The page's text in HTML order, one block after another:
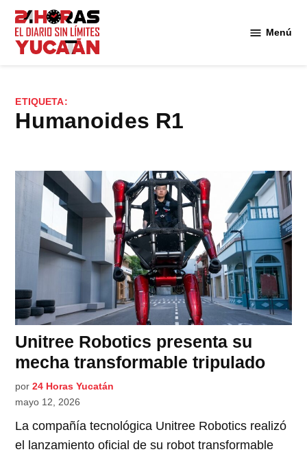
Saltar
contenido
Menú
ETIQUETA:
humanoides R1
Unitree Robotics presenta su
mecha transformable tripulado
por 24 Horas Yucatán
mayo 12, 2026
La compañía tecnológica Unitree Robotics realizó
el lanzamiento oficial de su robot transformable